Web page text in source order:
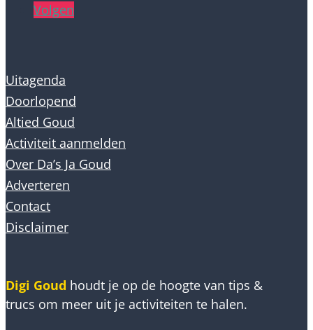
Volgen
Uitagenda
Doorlopend
Altied Goud
Activiteit aanmelden
Over Da’s Ja Goud
Adverteren
Contact
Disclaimer
Digi Goud houdt je op de hoogte van tips &
trucs om meer uit je activiteiten te halen.